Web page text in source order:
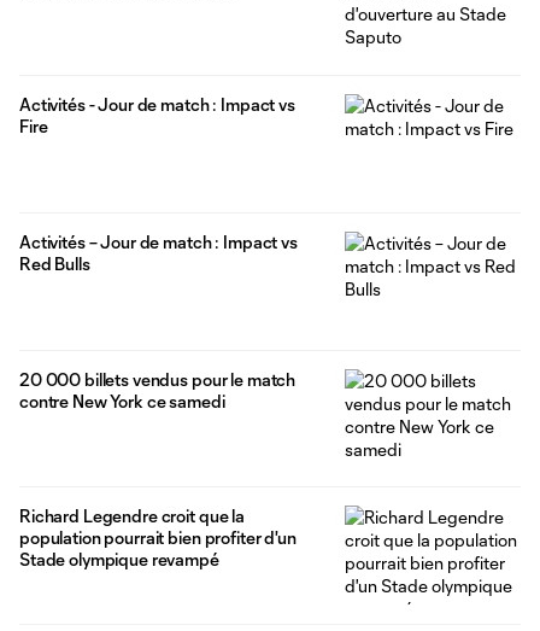
Activités - Jour de match : Impact vs
Fire
Activités – Jour de match : Impact vs
Red Bulls
20 000 billets vendus pour le match
contre New York ce samedi
Richard Legendre croit que la
population pourrait bien profiter d'un
Stade olympique revampé